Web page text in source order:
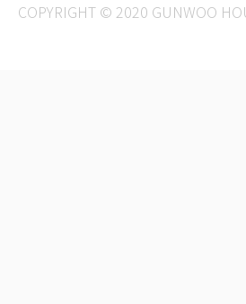
COPYRIGHT © 2020 GUNWOO